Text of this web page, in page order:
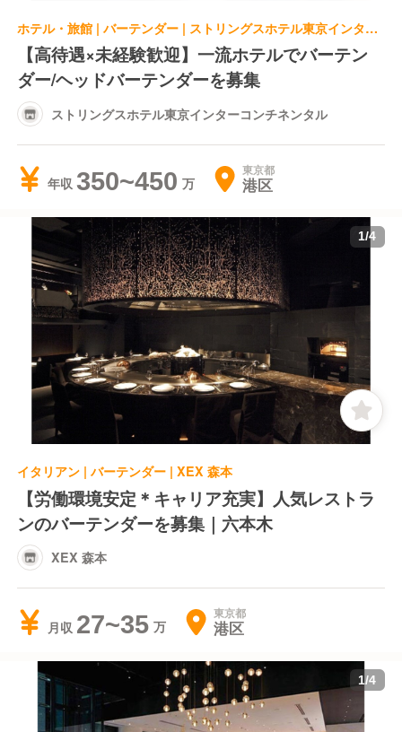
ホテル・旅館 | バーテンダー | ストリングスホテル東京インターコンチネンタル
【高待遇×未経験歓迎】一流ホテルでバーテン
ダー/ヘッドバーテンダーを募集
ストリングスホテル東京インターコンチネンタル
年収 350~450 東京都
港区
1/4
イタリアン | バーテンダー | XEX 森本
【労働環境安定＊キャリア充実】人気レストラ
ンのバーテンダーを募集｜六本木
XEX 森本
月収 27~35 東京都
港区
1/4